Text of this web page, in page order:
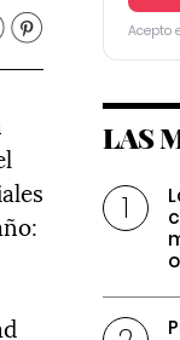
Acepto
LAS